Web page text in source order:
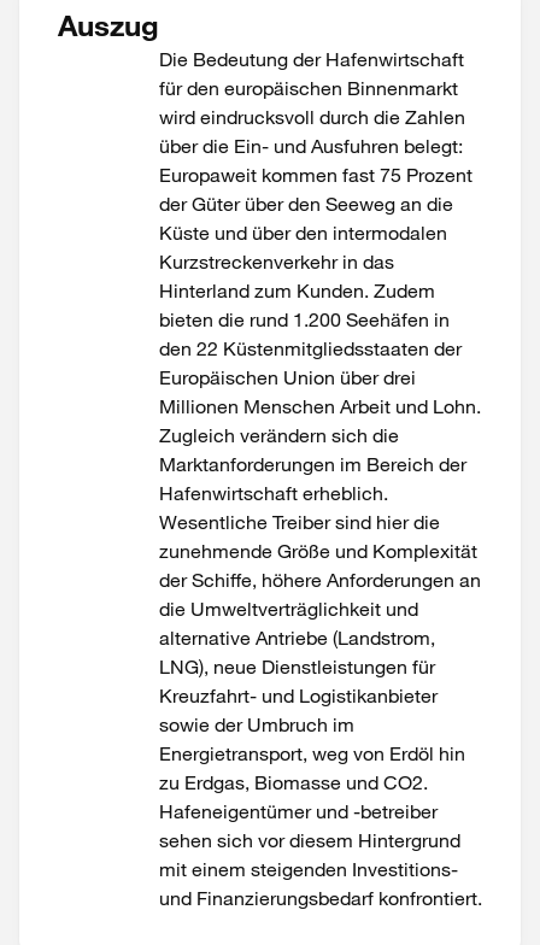
Auszug
Die Bedeutung der Hafenwirtschaft
für den europäischen Binnenmarkt
wird eindrucksvoll durch die Zahlen
über die Ein- und Ausfuhren belegt:
Europaweit kommen fast 75 Prozent
der Güter über den Seeweg an die
Küste und über den intermodalen
Kurzstreckenverkehr in das
Hinterland zum Kunden. Zudem
bieten die rund 1.200 Seehäfen in
den 22 Küstenmitgliedsstaaten der
Europäischen Union über drei
Millionen Menschen Arbeit und Lohn.
Zugleich verändern sich die
Marktanforderungen im Bereich der
Hafenwirtschaft erheblich.
Wesentliche Treiber sind hier die
zunehmende Größe und Komplexität
der Schiffe, höhere Anforderungen an
die Umweltverträglichkeit und
alternative Antriebe (Landstrom,
LNG), neue Dienstleistungen für
Kreuzfahrt- und Logistikanbieter
sowie der Umbruch im
Energietransport, weg von Erdöl hin
zu Erdgas, Biomasse und CO2.
Hafeneigentümer und ‑betreiber
sehen sich vor diesem Hintergrund
mit einem steigenden Investitions-
und Finanzierungsbedarf konfrontiert.